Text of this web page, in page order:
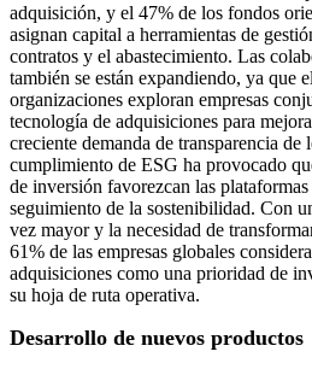
adquisición, y el 47% de los fondos
asignan capital a herramientas de
contratos y el abastecimiento. Las
también se están expandiendo, ya que
organizaciones exploran empresas
tecnología de adquisiciones para
creciente demanda de transparencia de
cumplimiento de ESG ha provocado
de inversión favorezcan las
seguimiento de la sostenibilidad. Con
vez mayor y la necesidad de
61% de las empresas globales
adquisiciones como una prioridad de
su hoja de ruta operativa.
Desarrollo de nuevos productos